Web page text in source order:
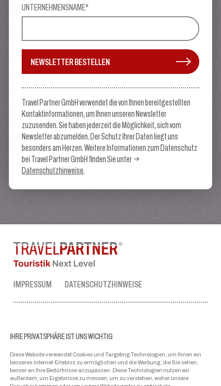
IHRE PRIVATSPHÄRE IST UNS WICHTIG
Diese Website verwendet Cookies und Targeting Technologien, um Ihnen ein
besseres Internet-Erlebnis zu ermöglichen und die Werbung, die Sie sehen,
besser an Ihre Bedürfnisse anzupassen. Diese Technologien nutzen wir
außerdem, um Ergebnisse zu messen, um zu verstehen, woher unsere
UNTERNEHMENSNAME*
NEWSLETTER BESTELLEN
Travel Partner GmbH verwendet die von Ihnen bereitgestellten
Kontaktinformationen, um Ihnen unseren Newsletter
zuzusenden. Sie haben jederzeit die Möglichkeit, sich vom
Newsletter abzumelden. Der Schutz Ihrer Daten liegt uns
besonders am Herzen. Weitere Informationen zum Datenschutz
bei Travel Partner GmbH finden Sie unter
Datenschutzhinweise.
IMPRESSUM DATENSCHUTZHINWEISE
Tel.:+43 50 3636 1
ellmau@travel-partner.com